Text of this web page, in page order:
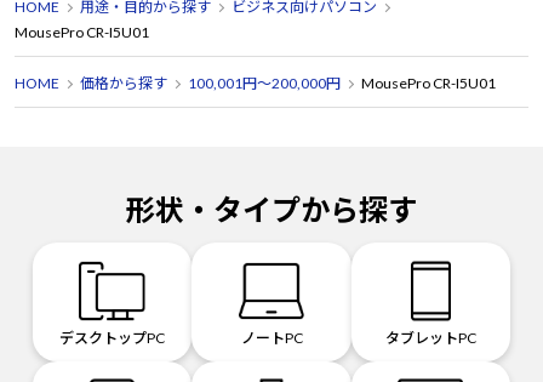
HOME 用途・目的から探す
ビジネス向けパソコン
MousePro CR-I5U01
HOME 価格から探す 100,001円～200,000円 MousePro CR-I5U01
形状・タイプから探す
デスクトップPC ノートPC タブレットPC